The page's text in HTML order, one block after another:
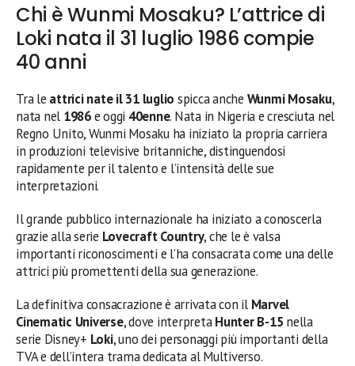
Chi è Wunmi Mosaku? L’attrice di
Loki nata il 31 luglio 1986 compie
40 anni
Tra le attrici nate il 31 luglio spicca anche Wunmi Mosaku,
nata nel 1986e oggi 40enne. Nata in Nigeria e cresciuta nel
Regno Unito, Wunmi Mosaku ha iniziato la propria carriera
in produzioni televisive britanniche, distinguendosi
rapidamente per il talento e l’intensità delle sue
interpretazioni.
Il grande pubblico internazionale ha iniziato a conoscerla
grazie alla serie Lovecraft Country, che le è valsa
importanti riconoscimenti e l’ha consacrata come una delle
attrici più promettenti della sua generazione.
La definitiva consacrazione è arrivata con il Marvel
Cinematic Universe, dove interpretaHunter B-15 nella
serie Disney+ Loki, uno dei personaggi più importanti della
TVA e dell’intera trama dedicata al Multiverso.